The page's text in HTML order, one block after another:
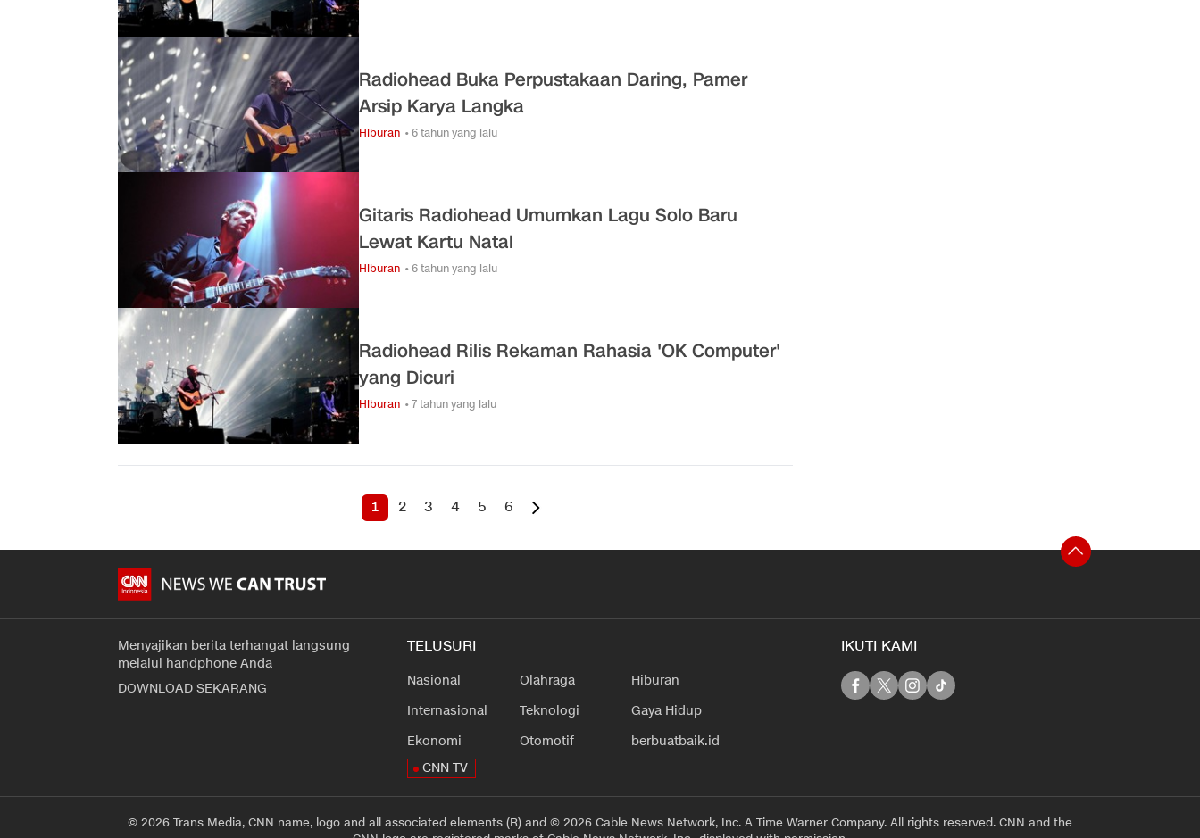
Radiohead Buka Perpustakaan Daring, Pamer
Arsip Karya Langka
Hiburan • 6 tahun yang lalu
Gitaris Radiohead Umumkan Lagu Solo Baru
Lewat Kartu Natal
Hiburan • 6 tahun yang lalu
Radiohead Rilis Rekaman Rahasia 'OK Computer'
yang Dicuri
Hiburan • 7 tahun yang lalu
1 2 3 4 5 6
Menyajikan berita terhangat langsung
melalui handphone Anda
DOWNLOAD SEKARANG
TELUSURI
Nasional
Internasional
Ekonomi
Olahraga
Teknologi
Otomotif
Hiburan
Gaya Hidup
berbuatbaik.id
CNN TV
IKUTI KAMI
© 2026 Trans Media, CNN name, logo and all associated elements (R) and © 2026 Cable News Network, Inc. A Time Warner Company. All rights reserved. CNN and the